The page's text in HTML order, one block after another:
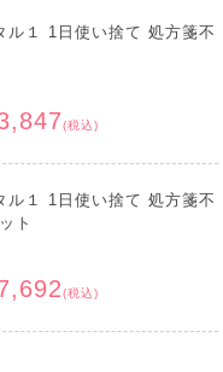
１ 1日使い捨て 処方箋不
(税込)
１ 1日使い捨て 処方箋不
ト
(税込)